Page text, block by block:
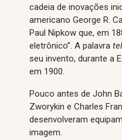
cadeia de inovações
americano George R.
Paul Nipkow que, em
eletrônico”. A palavra
seu invento, durante a
em 1900.
Pouco antes de John
Zworykin e Charles
desenvolveram
imagem.